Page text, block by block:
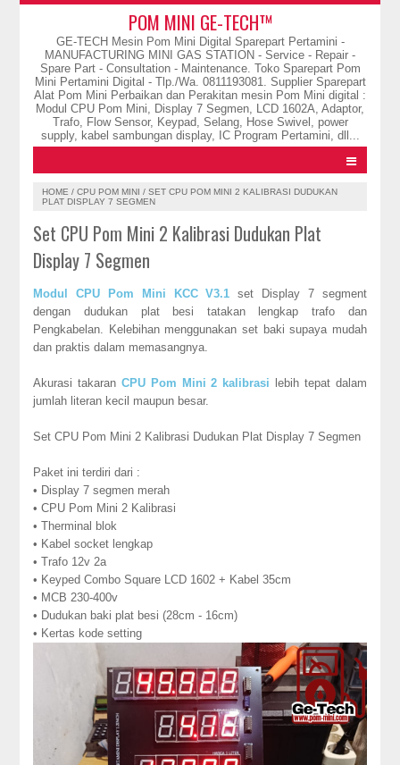
POM MINI GE-TECH™
GE-TECH Mesin Pom Mini Digital Sparepart Pertamini -
MANUFACTURING MINI GAS STATION - Service - Repair -
Spare Part - Consultation - Maintenance. Toko Sparepart Pom
Mini Pertamini Digital - Tlp./Wa. 0811193081. Supplier Sparepart
Alat Pom Mini Perbaikan dan Perakitan mesin Pom Mini digital :
Modul CPU Pom Mini, Display 7 Segmen, LCD 1602A, Adaptor,
Trafo, Flow Sensor, Keypad, Selang, Hose Swivel, power
supply, kabel sambungan display, IC Program Pertamini, dll...
HOME /CPU POM MINI /SET CPU POM MINI 2 KALIBRASI DUDUKAN
PLAT DISPLAY 7 SEGMEN
Set CPU Pom Mini 2 Kalibrasi Dudukan Plat
Display 7 Segmen
Modul CPU Pom Mini KCC V3.1 set Display 7 segment
dengan dudukan plat besi tatakan lengkap trafo dan
Pengkabelan. Kelebihan menggunakan set baki supaya mudah
dan praktis dalam memasangnya.
Akurasi takaranCPU Pom Mini 2 kalibrasi lebih tepat dalam
jumlah literan kecil maupun besar.
Set CPU Pom Mini 2 Kalibrasi Dudukan Plat Display 7 Segmen
Paket ini terdiri dari :
• Display 7 segmen merah
• CPU Pom Mini 2 Kalibrasi
• Therminal blok
• Kabel socket lengkap
• Trafo 12v 2a
• Keyped Combo Square LCD 1602 + Kabel 35cm
• MCB 230-400v
• Dudukan baki plat besi (28cm - 16cm)
• Kertas kode setting